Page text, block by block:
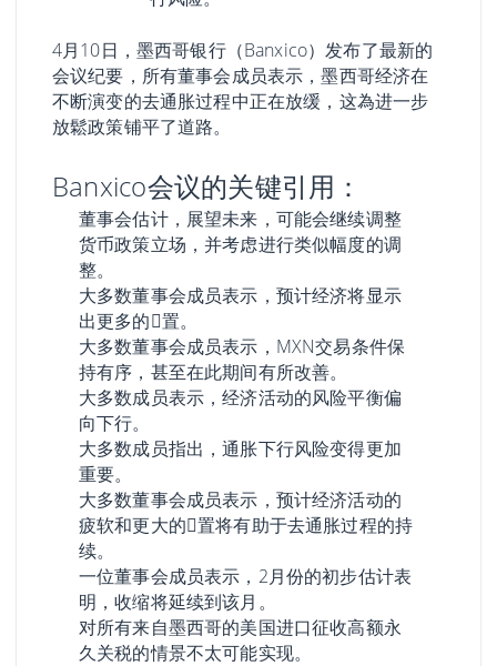
4月10日，墨西哥银行（Banxico）发布了最新的
会议纪要，所有董事会成员表示，墨西哥经济在
不断演变的去通胀过程中正在放缓，这為进一步
放鬆政策铺平了道路。
Banxico会议的关键引用：
董事会估计，展望未来，可能会继续调整
货币政策立场，并考虑进行类似幅度的调
整。
大多数董事会成员表示，预计经济将显示
出更多的𫔮置。
大多数董事会成员表示，MXN交易条件保
持有序，甚至在此期间有所改善。
大多数成员表示，经济活动的风险平衡偏
向下行。
大多数成员指出，通胀下行风险变得更加
重要。
大多数董事会成员表示，预计经济活动的
疲软和更大的𫔮置将有助于去通胀过程的持
续。
一位董事会成员表示，2月份的初步估计表
明，收缩将延续到该月。
对所有来自墨西哥的美国进口征收高额永
久关税的情景不太可能实现。